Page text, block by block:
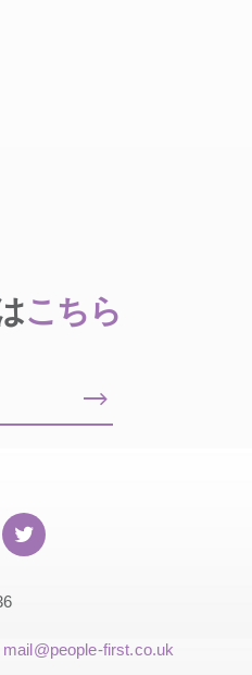
こちら
mail@people-first.co.uk